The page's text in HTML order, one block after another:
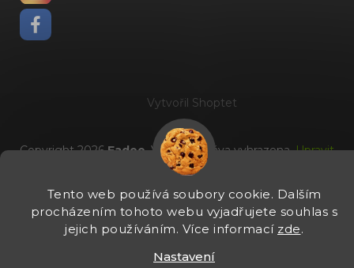
Tento web používá soubory cookie. Dalším
procházením tohoto webu vyjadřujete souhlas s
jejich používáním. Více informací zde.
Nastavení
Vytvořil Shoptet
Copyright 2026Fadee. Všechna práva vyhrazena.Upravit
nastavení cookies